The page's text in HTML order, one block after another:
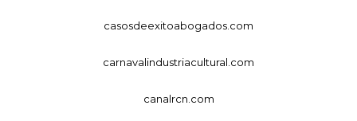
casosdeexitoabogados.com
carnavalindustriacultural.com
canalrcn.com